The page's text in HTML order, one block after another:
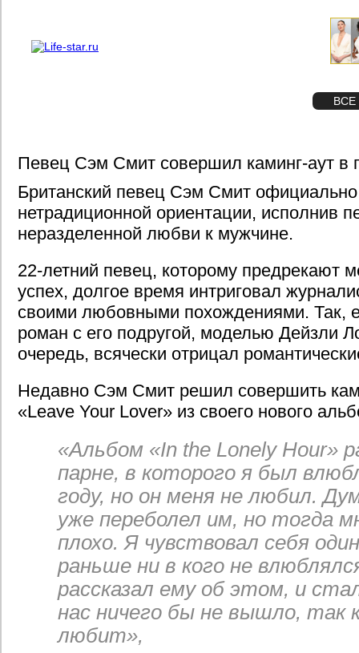
ВСЕ
Певец Сэм Смит совершил каминг-аут
Британский певец Сэм Смит
нетрадиционной ориентации, исполнив
неразделенной любви к мужчине.
22-летний певец, которому предрекают
успех, долгое время интриговал
своими любовными похождениями. Так,
роман с его подругой, моделью Дейзли
очередь, всячески отрицал
Недавно Сэм Смит решил совершить
«Leave Your Lover» из своего нового
«Альбом «In the Lonely Hour»
парне, в которого я был
году, но он меня не любил.
уже переболел им, но тогда
плохо. Я чувствовал себя
раньше ни в кого не
рассказал ему об этом, и
нас ничего бы не вышло, так
любит»,